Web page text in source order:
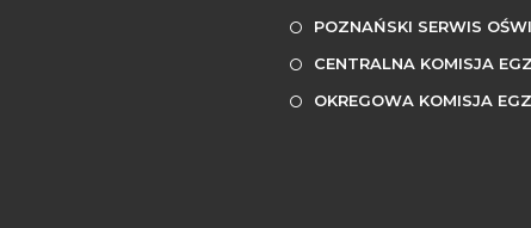
POZNAŃSKI SERWIS
CENTRALNA KOMISJA
OKREGOWA KOMISJA